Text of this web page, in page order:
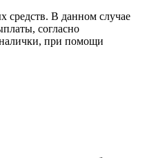
средств. В данном случае
согласно
при помощи